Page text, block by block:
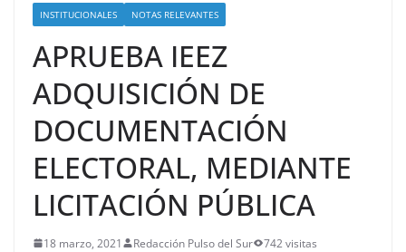
INSTITUCIONALES NOTAS RELEVANTES
APRUEBA IEEZ
ADQUISICIÓN DE
DOCUMENTACIÓN
ELECTORAL, MEDIANTE
LICITACIÓN PÚBLICA
18 marzo, 2021 Redacción Pulso del Sur 742 visitas